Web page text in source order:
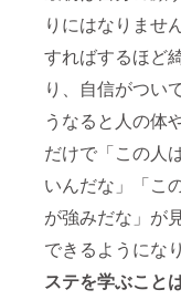
りにはなりませ
すればするほど
り、自信がつい
うなると人の体
だけで「この人
いんだな」「こ
が強みだな」が
できるようにな
ステを学ぶこと